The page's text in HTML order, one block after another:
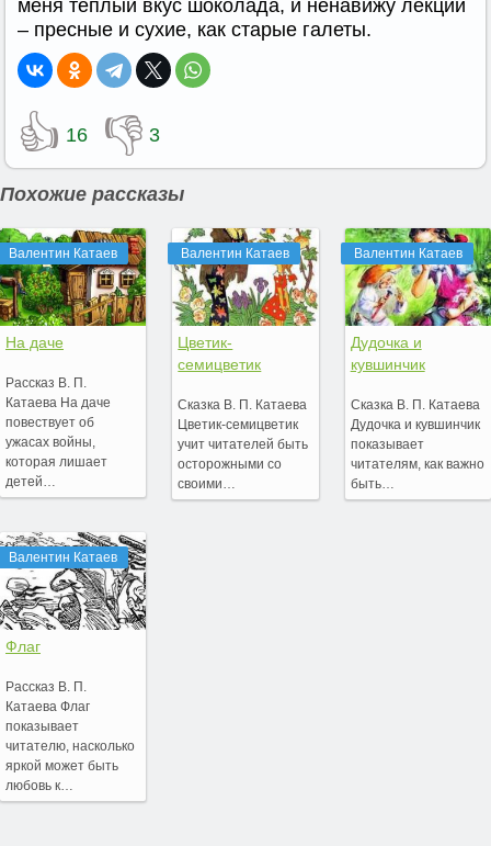
меня теплый вкус шоколада, и ненавижу лекции
– пресные и сухие, как старые галеты.
👍 16 👎 3
Похожие рассказы
Валентин Катаев
На даче
Рассказ В. П.
Катаева На даче
повествует об
ужасах войны,
которая лишает
детей…
Валентин Катаев
Флаг
Рассказ В. П.
Катаева Флаг
показывает
читателю, насколько
яркой может быть
любовь к…
Валентин Катаев
Цветик-
семицветик
Сказка В. П. Катаева
Цветик-семицветик
учит читателей быть
осторожными со
своими…
Валентин Катаев
Дудочка и
кувшинчик
Сказка В. П. Катаева
Дудочка и кувшинчик
показывает
читателям, как важно
быть…